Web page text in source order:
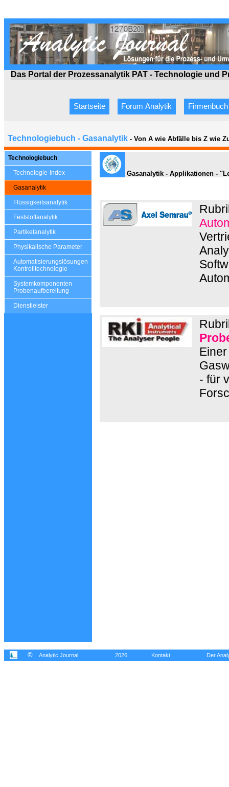
Das Portal der Prozessanalytik PAT - Technologie und
Startseite Forum Analytik Firmenbuch
Technologiebuch - Gasanalytik - Von A wie Abfälle bis Z wie
Technologiebuch
Technologie-Index
Gasanalytik
Flüssigkeitsanalytik
Feststoffanalytik
Partikelanalytik
Physikalische Parameter
Automatisierungslösungen
Kontrolltechnologie
Systemkomponenten
Probenaufbereitung
Dienstleister
Gasanalytik - Applikationen -
- für
© Analytic Journal 2026 Kontakt Der